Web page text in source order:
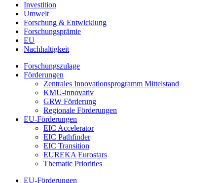
Investition
Umwelt
Forschung & Entwicklung
Forschungsprämie
EU
Nachhaltigkeit
Forschungszulage
Förderungen
Zentrales Innovationsprogramm Mittelstand
KMU-innovativ
GRW Förderung
Regionale Förderungen
EU-Förderungen
EIC Accelerator
EIC Pathfinder
EIC Transition
EUREKA Eurostars
Thematic Priorities
EU-Förderungen